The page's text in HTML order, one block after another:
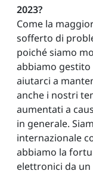
2023?
Come la
sofferto di
poiché siamo
abbiamo gestito
aiutarci a
anche i nostri
aumentati a
in generale.
internazionale
abbiamo la
elettronici da